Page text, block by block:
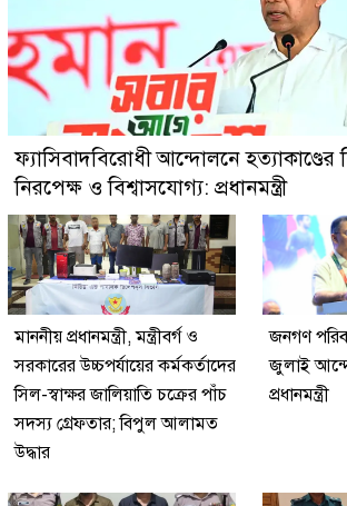
ফ্যাসিবাদবিরোধী আন্দোলনে হত্যাকাণ্ডের
নিরপেক্ষ ও বিশ্বাসযোগ্য: প্রধানমন্ত্রী
মাননীয় প্রধানমন্ত্রী, মন্ত্রীবর্গ ও
সরকারের উচ্চপর্যায়ের কর্মকর্তাদের
সিল-স্বাক্ষর জালিয়াতি চক্রের পাঁচ
সদস্য গ্রেফতার; বিপুল আলামত
উদ্ধার
জনগণ
জুলাই
প্রধানমন্ত্রী